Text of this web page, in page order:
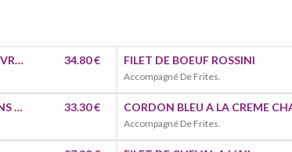
FILET DE BOEUF AUX TROIS POIVRES 34.80 € FILET DE BOEUF ROSSINI
Accompagné De Frites.
ENTRECOTE AUX CHAMPIGNONS FRAIS 33.30 €
Accompagné De Frites.